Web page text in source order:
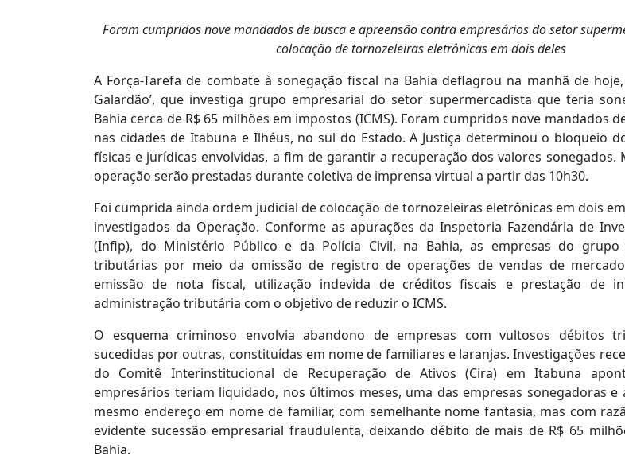
Foram cumpridos nove mandados de busca e apreensão contra empresários do setor
colocação de tornozeleiras eletrônicas em dois deles
A Força-Tarefa de combate à sonegação fiscal na Bahia deflagrou na manhã de hoje,
Galardão’, que investiga grupo empresarial do setor supermercadista que teria
Bahia cerca de R$ 65 milhões em impostos (ICMS). Foram cumpridos nove mandados
nas cidades de Itabuna e Ilhéus, no sul do Estado. A Justiça determinou o bloqueio
físicas e jurídicas envolvidas, a fim de garantir a recuperação dos valores sonegados.
operação serão prestadas durante coletiva de imprensa virtual a partir das 10h30.
Foi cumprida ainda ordem judicial de colocação de tornozeleiras eletrônicas em dois
investigados da Operação. Conforme as apurações da Inspetoria Fazendária de
(Infip), do Ministério Público e da Polícia Civil, na Bahia, as empresas do grupo
tributárias por meio da omissão de registro de operações de vendas de
emissão de nota fiscal, utilização indevida de créditos fiscais e prestação de
administração tributária com o objetivo de reduzir o ICMS.
O esquema criminoso envolvia abandono de empresas com vultosos débitos
sucedidas por outras, constituídas em nome de familiares e laranjas. Investigações
do Comitê Interinstitucional de Recuperação de Ativos (Cira) em Itabuna
empresários teriam liquidado, nos últimos meses, uma das empresas sonegadoras
mesmo endereço em nome de familiar, com semelhante nome fantasia, mas com
evidente sucessão empresarial fraudulenta, deixando débito de mais de R$ 65
Bahia.